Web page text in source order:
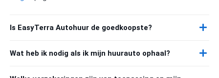
Is EasyTerra Autohuur de goedkoopste?
Wat heb ik nodig als ik mijn huurauto ophaal?